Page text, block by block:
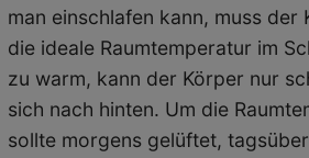
man einschlafen kann, muss
die ideale Raumtemperatur im
zu warm, kann der Körper nur
sich nach hinten. Um die
sollte morgens gelüftet,